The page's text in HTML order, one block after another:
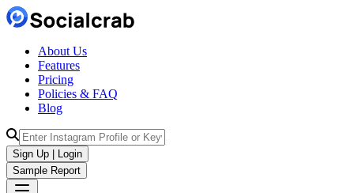
About Us
Features
Pricing
Policies & FAQ
Blog
Sign Up | Login
Sample Report